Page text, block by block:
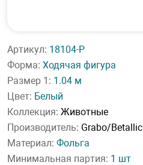
Артикул: 18104-P
Форма: Ходячая фигура
Размер 1: 1.04 м
Цвет: Белый
Коллекция: Животные
Производитель: Grabo/Betallic
Материал: Фольга
Минимальная партия: 1 шт